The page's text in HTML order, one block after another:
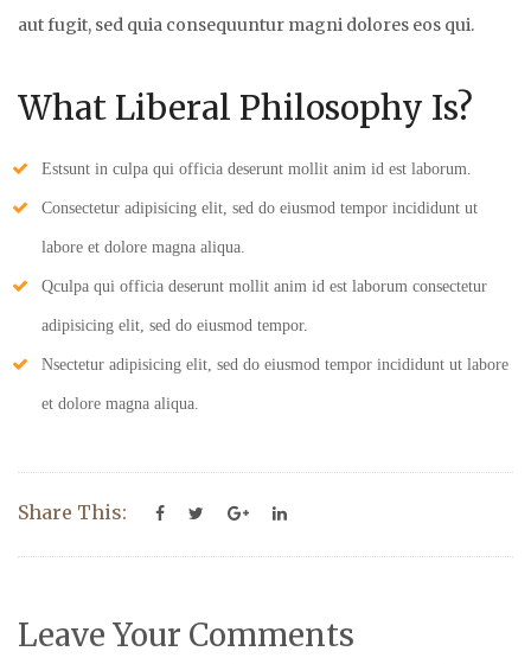
aut fugit, sed quia consequuntur magni dolores eos qui.
What Liberal Philosophy Is?
Estsunt in culpa qui officia deserunt mollit anim id est laborum.
Consectetur adipisicing elit, sed do eiusmod tempor incididunt ut
labore et dolore magna aliqua.
Qculpa qui officia deserunt mollit anim id est laborum consectetur
adipisicing elit, sed do eiusmod tempor.
Nsectetur adipisicing elit, sed do eiusmod tempor incididunt ut labore
et dolore magna aliqua.
Share This:
Leave Your Comments